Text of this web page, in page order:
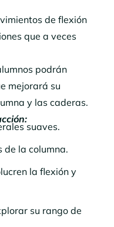
de flexión
que a veces
podrán
mejorará su
y las caderas.
suaves.
de la columna.
la flexión y
su rango de